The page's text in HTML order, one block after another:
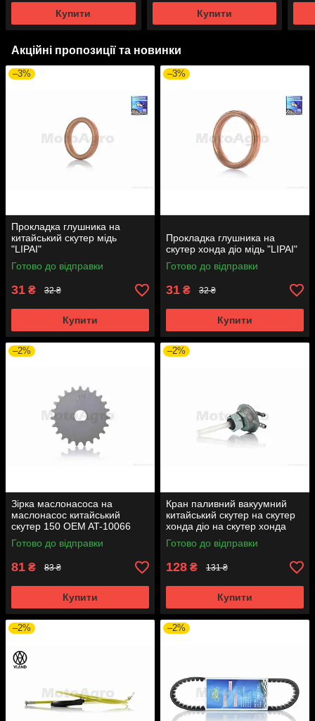
Купити Купити
Акційні пропозиції та новинки
–3%
Прокладка глушника на
китайський скутер мідь
"LIPAI"
Готово до відправки
31 ₴ 32 ₴
Купити
–3%
Прокладка глушника на
скутер хонда діо мідь "LIPAI"
Готово до відправки
31 ₴ 32 ₴
Купити
–2%
Зірка маслонасоса на
маслонасос китайський
скутер 150 OEM AT-10066
Готово до відправки
81 ₴ 83 ₴
Купити
–2%
Кран паливний вакуумний
китайський скутер на скутер
хонда діо на скутер хонда
такт AF24 вкручується M16
AT-7074
Готово до відправки
128 ₴ 131 ₴
Купити
–2% –2%